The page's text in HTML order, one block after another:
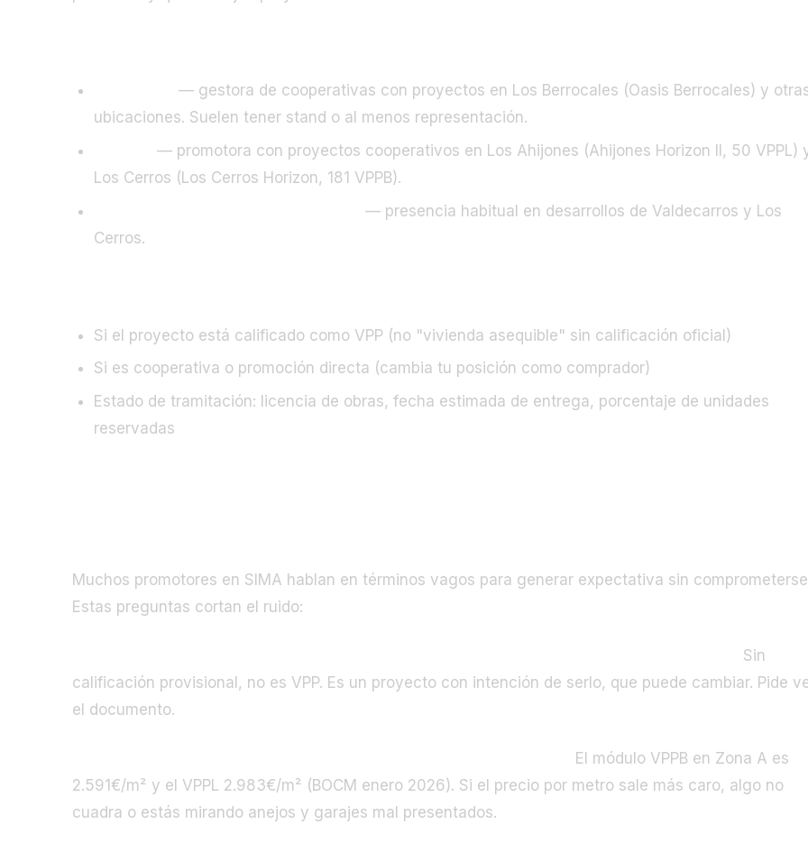
— gestora de cooperativas con proyectos en Los Berrocales (Oasis Berrocales) y
ubicaciones. Suelen tener stand o al menos representación.
— promotora con proyectos cooperativos en Los Ahijones (Ahijones Horizon II, 50 VPPL)
Los Cerros (Los Cerros Horizon, 181 VPPB).
— presencia habitual en desarrollos de Valdecarros y Los
Cerros.
Si el proyecto está calificado como VPP (no "vivienda asequible" sin calificación oficial)
Si es cooperativa o promoción directa (cambia tu posición como comprador)
Estado de tramitación: licencia de obras, fecha estimada de entrega, porcentaje de unidades
reservadas
Muchos promotores en SIMA hablan en términos vagos para generar expectativa sin
Estas preguntas cortan el ruido:
Sin
calificación provisional, no es VPP. Es un proyecto con intención de serlo, que puede cambiar. Pide
el documento.
El módulo VPPB en Zona A es
2.591€/m² y el VPPL 2.983€/m² (BOCM enero 2026). Si el precio por metro sale más caro, algo no
cuadra o estás mirando anejos y garajes mal presentados.